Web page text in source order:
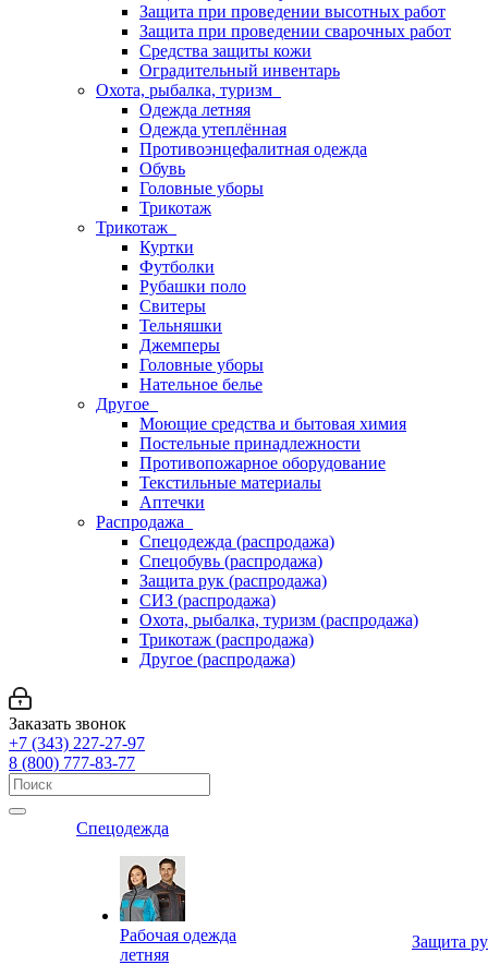
Защита при проведении высотных работ
Защита при проведении сварочных работ
Средства защиты кожи
Оградительный инвентарь
Охота, рыбалка, туризм
Одежда летняя
Одежда утеплённая
Противоэнцефалитная одежда
Обувь
Головные уборы
Трикотаж
Трикотаж
Куртки
Футболки
Рубашки поло
Свитеры
Тельняшки
Джемперы
Головные уборы
Нательное белье
Другое
Моющие средства и бытовая химия
Постельные принадлежности
Противопожарное оборудование
Текстильные материалы
Аптечки
Распродажа
Спецодежда (распродажа)
Спецобувь (распродажа)
Защита рук (распродажа)
СИЗ (распродажа)
Охота, рыбалка, туризм (распродажа)
Трикотаж (распродажа)
Другое (распродажа)
Заказать звонок
+7 (343) 227-27-97
8 (800) 777-83-77
Спецодежда
Рабочая одежда
летняя
Защита